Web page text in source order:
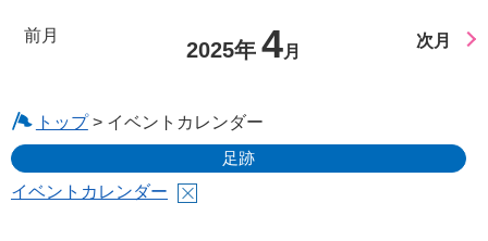
前月
2025年 4月
次月
トップ> イベントカレンダー
足跡
イベントカレンダー